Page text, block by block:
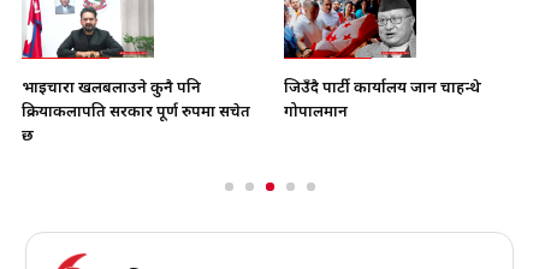
भाइचारा खलबलाउने कुनै पनि
क्रियाकलापप्रति सरकार पूर्ण रुपमा सचेत
छ
जिउँदै पार्टी कार्यालय जान चाहन्थे
गोपालमान